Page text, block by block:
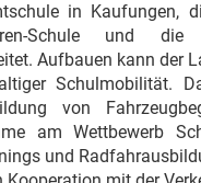
in Kaufungen,
Schule und
Aufbauen kann der
Schulmobilität.
von
am Wettbewerb
und